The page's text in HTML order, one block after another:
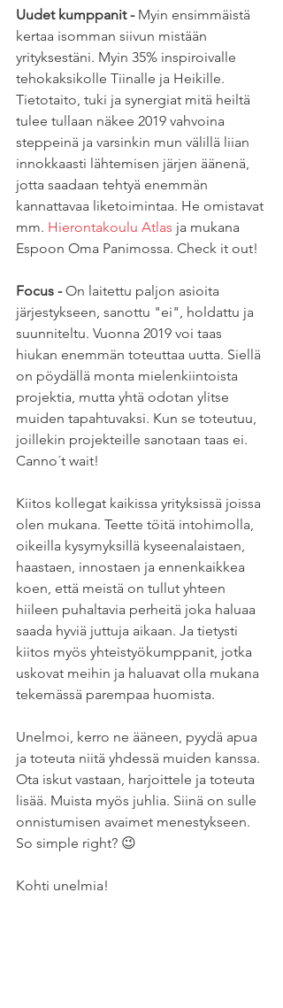
Uudet kumppanit - Myin ensimmäistä
kertaa isomman siivun mistään
yrityksestäni. Myin 35% inspiroivalle
tehokaksikolle Tiinalle ja Heikille.
Tietotaito, tuki ja synergiat mitä heiltä
tulee tullaan näkee 2019 vahvoina
steppeinä ja varsinkin mun välillä liian
innokkaasti lähtemisen järjen äänenä,
jotta saadaan tehtyä enemmän
kannattavaa liketoimintaa. He omistavat
mm. Hierontakoulu Atlas ja mukana
Espoon Oma Panimossa. Check it out!
Focus - On laitettu paljon asioita
järjestykseen, sanottu "ei", holdattu ja
suunniteltu. Vuonna 2019 voi taas
hiukan enemmän toteuttaa uutta. Siellä
on pöydällä monta mielenkiintoista
projektia, mutta yhtä odotan ylitse
muiden tapahtuvaksi. Kun se toteutuu,
joillekin projekteille sanotaan taas ei.
Canno´t wait!
Kiitos kollegat kaikissa yrityksissä joissa
olen mukana. Teette töitä intohimolla,
oikeilla kysymyksillä kyseenalaistaen,
haastaen, innostaen ja ennenkaikkea
koen, että meistä on tullut yhteen
hiileen puhaltavia perheitä joka haluaa
saada hyviä juttuja aikaan. Ja tietysti
kiitos myös yhteistyökumppanit, jotka
uskovat meihin ja haluavat olla mukana
tekemässä parempaa huomista.
Unelmoi, kerro ne ääneen, pyydä apua
ja toteuta niitä yhdessä muiden kanssa.
Ota iskut vastaan, harjoittele ja toteuta
lisää. Muista myös juhlia. Siinä on sulle
onnistumisen avaimet menestykseen.
So simple right? 😉
Kohti unelmia!